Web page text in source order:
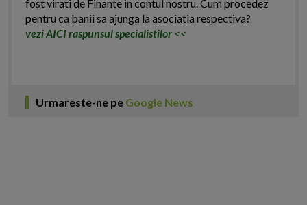
fost virati de Finante in contul nostru. Cum procedez
pentru ca banii sa ajunga la asociatia respectiva?
vezi AICI raspunsul specialistilor <<
Urmareste-ne pe Google News